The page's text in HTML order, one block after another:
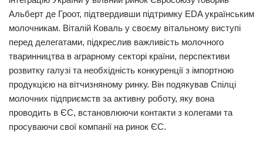
Альберт де Гроот, підтвердивши підтримку EDA українським
молочникам. Віталій Коваль у своєму вітальному виступі
перед делегатами, підкреслив важливість молочного
тваринництва в аграрному секторі країни, перспективи
розвитку галузі та необхідність конкуренції з імпортною
продукцією на вітчизняному ринку. Він подякував Спілці
молочних підприємств за активну роботу, яку вона
проводить в ЄС, встановлюючи контакти з колегами та
просуваючи свої компанії на ринок ЄС.